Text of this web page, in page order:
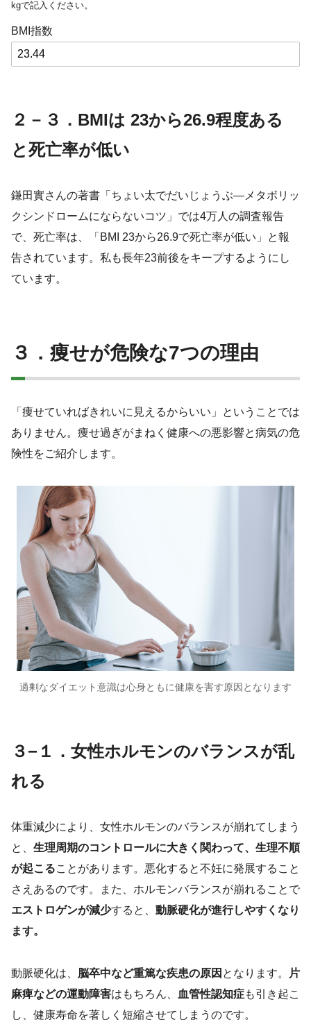
kgで記入ください。
BMI指数
２－３．BMIは 23から26.9程度ある
と死亡率が低い
鎌田實さんの著書「 ちょい太でだいじょうぶ―メタボリッ
クシンドロームにならないコツ」では4万人の調査報告
で、 死亡率は、「BMI 23から26.9で死亡率が低い」と報
告されています。私も長年23前後をキープするようにし
ています。
３．痩せが危険な7つの理由
「痩せていればきれいに見えるからいい」ということでは
ありません。痩せ過ぎがまねく健康への悪影響と病気の危
険性をご紹介します。
過剰なダイエット意識は心身ともに健康を害す原因となります
３−１．女性ホルモンのバランスが乱
れる
体重減少により、女性ホルモンのバランスが崩れてしまう
と、 生理周期のコントロールに大きく関わって、生理不順
が起こることがあります。悪化すると不妊に発展すること
さえあるのです。また、ホルモンバランスが崩れることで
エストロゲンが減少すると、 動脈硬化が進行しやすくなり
ます。
動脈硬化は、 脳卒中など重篤な疾患の原因 となります。
片
麻痺などの運動障害はもちろん、 血管性認知症も引き起こ
し、健康寿命を著しく短縮させてしまうのです。